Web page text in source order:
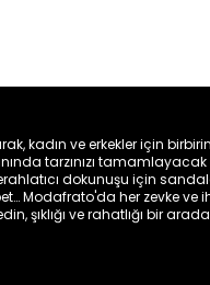
kadın ve erkekler için
tarzınızı
dokunuşu için
Modafrato'da her zevke
şıklığı ve rahatlığı bir